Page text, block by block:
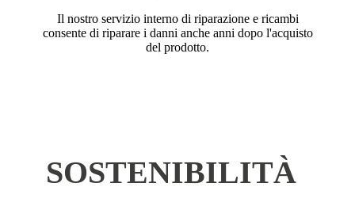
Il nostro servizio interno di riparazione e ricambi
consente di riparare i danni anche anni dopo l'acquisto
del prodotto.
SOSTENIBILITÀ